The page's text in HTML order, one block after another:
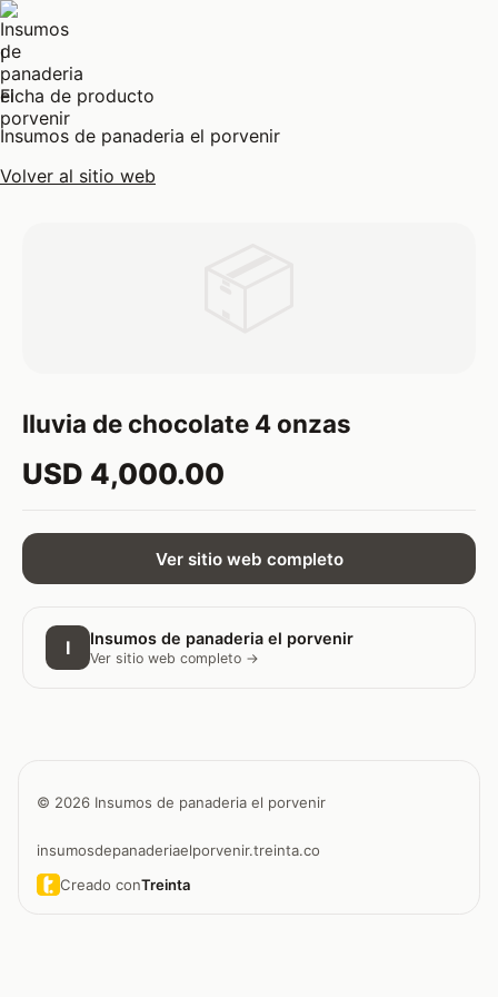
I
Ficha de producto
Insumos de panaderia el porvenir
Volver al sitio web
lluvia de chocolate 4 onzas
USD 4,000.00
Ver sitio web completo
I Insumos de panaderia el porvenir
Ver sitio web completo →
© 2026 Insumos de panaderia el porvenir
insumosdepanaderiaelporvenir.treinta.co
Creado conTreinta